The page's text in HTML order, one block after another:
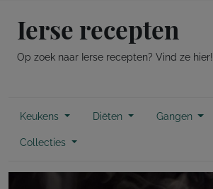
Ierse recepten
Op zoek naar Ierse recepten? Vind ze hier!
Keukens Diëten Gangen
Collecties